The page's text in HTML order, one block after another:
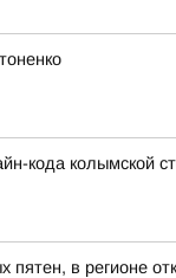
кода колымской
в регионе